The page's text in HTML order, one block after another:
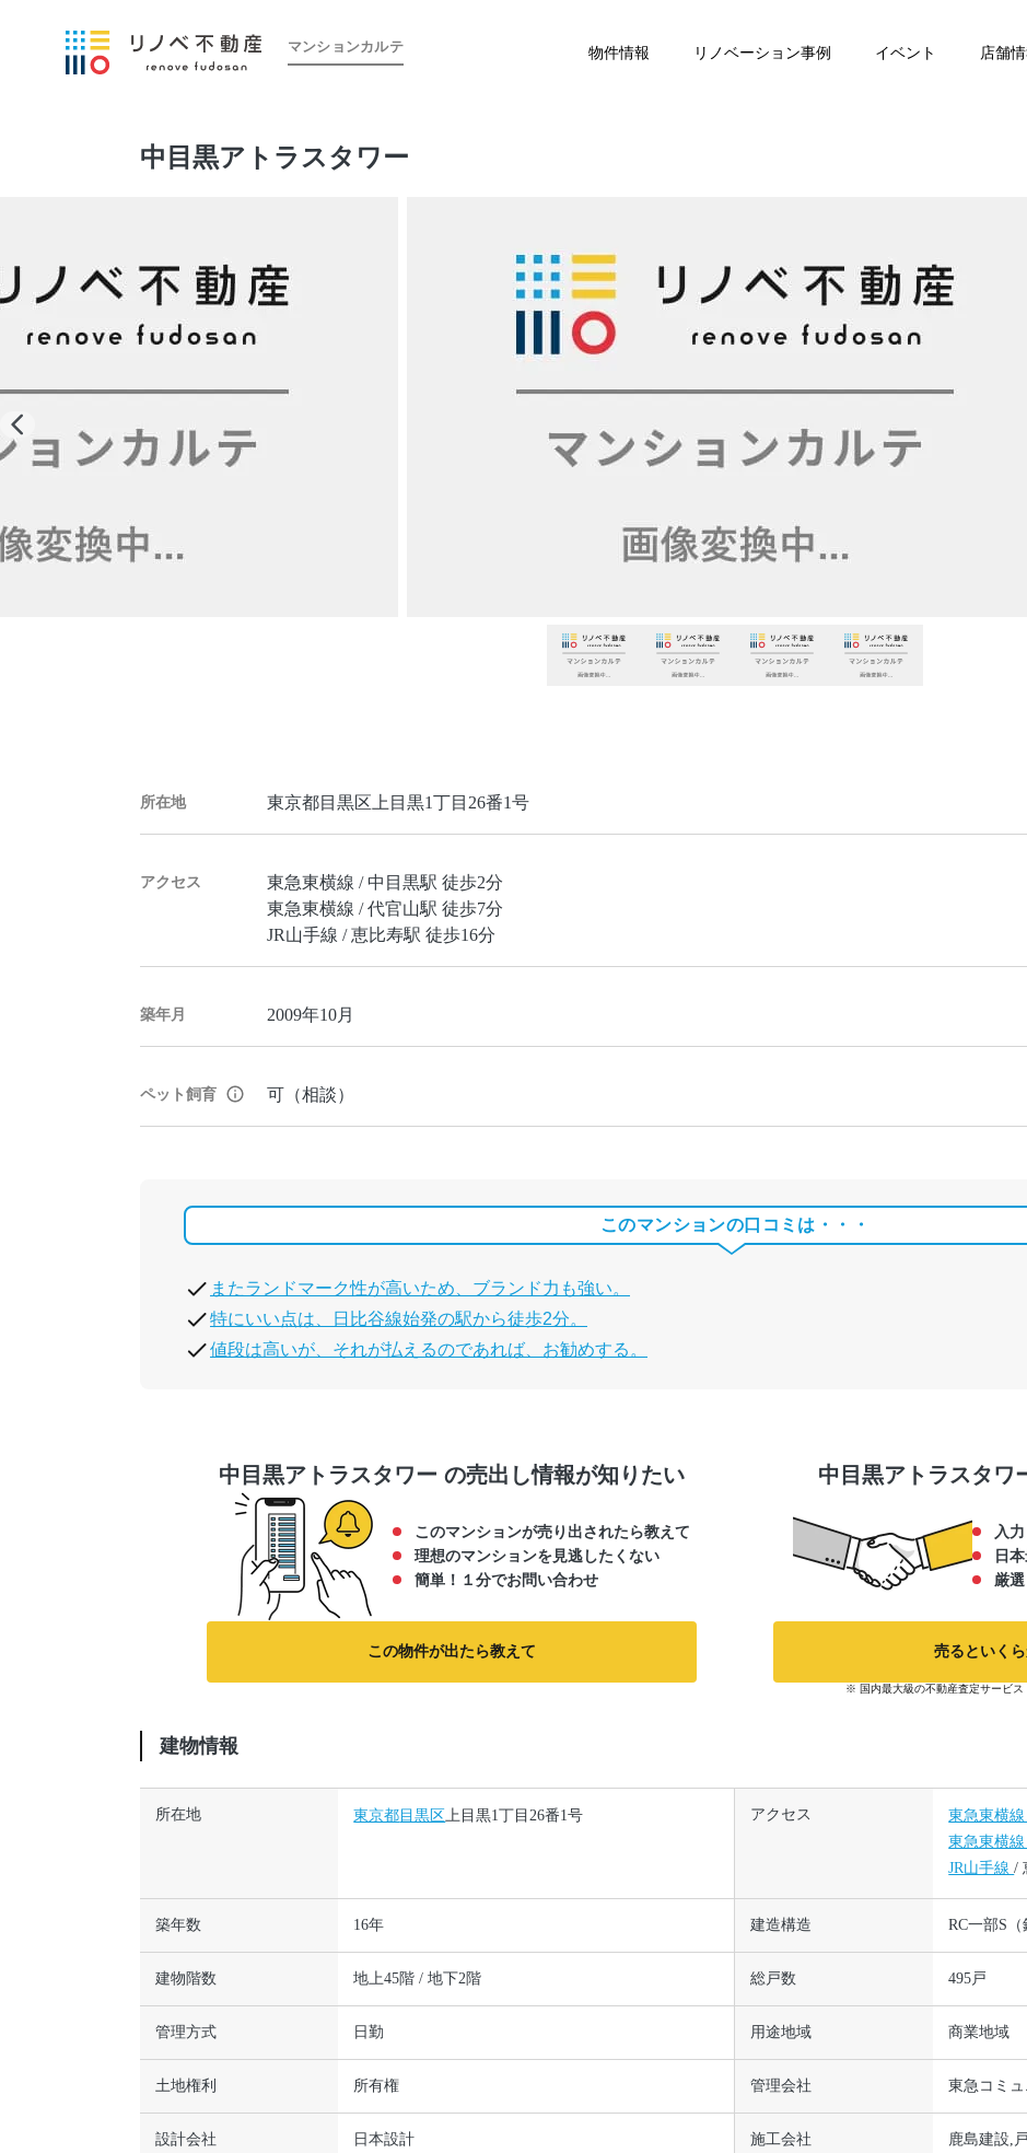
マンションカルテ 物件情報 リノベーション事例 イベント 店舗
中目黒アトラスタワー
所在地 東京都目黒区上目黒1丁目26番1号
アクセス
東急東横線 / 中目黒駅 徒歩2分
東急東横線 / 代官山駅 徒歩7分
JR山手線 / 恵比寿駅 徒歩16分
築年月 2009年10月
ペット飼育 可（相談）
このマンションの口コミは・・・
またランドマーク性が高いため、ブランド力も強い。
特にいい点は、日比谷線始発の駅から徒歩2分。
値段は高いが、それが払えるのであれば、お勧めする。
中目黒アトラスタワー の売出し情報が知りたい
このマンションが売り出されたら教えて
理想のマンションを見逃したくない
簡単！１分でお問い合わせ
この物件が出たら教えて
中目黒アトラスタワ
入
日
厳
売るといく
※ 国内最大級の不動産査定サービス
建物情報
所在地 東京都 目黒区上目黒1丁目26番1号 アクセス 東急東横
東急東横
JR山手線/
築年数 16年 建造構造 RC一部S
建物階数 地上45階 / 地下2階 総戸数 495戸
管理方式 日勤 用途地域 商業地域
土地権利 所有権 管理会社 東急コミ
設計会社 日本設計 施工会社 鹿島建設,